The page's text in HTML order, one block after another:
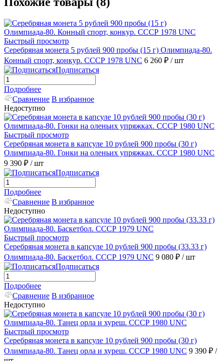
Быстрый просмотр
Серебряная монета 5 рублей 900 пробы (15 г) Олимпиада-80.
Конный спорт, конкур. СССР 1978 UNC 6 260 ₽ / шт
Подписаться
Подробнее
Сравнение В избранное
Недоступно
Быстрый просмотр
Серебряная монета в капсуле 10 рублей 900 пробы (30 г)
Олимпиада-80. Гонки на оленьих упряжках. СССР 1980 UNC
9 390 ₽ / шт
Подписаться
Подробнее
Сравнение В избранное
Недоступно
Быстрый просмотр
Серебряная монета в капсуле 10 рублей 900 пробы (33.33 г)
Олимпиада-80. Баскетбол. СССР 1979 UNC 9 080 ₽ / шт
Подписаться
Подробнее
Сравнение В избранное
Недоступно
Быстрый просмотр
Серебряная монета в капсуле 10 рублей 900 пробы (30 г)
Олимпиада-80. Танец орла и хуреш. СССР 1980 UNC 9 390 ₽ /